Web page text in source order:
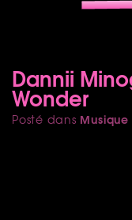
Dannii
Wonder
Posté dans Musique